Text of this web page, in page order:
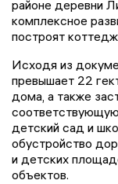
районе деревни
комплексное
построят
Исходя из
превышает 22
дома, а также
детский сад и
обустройство
и детских
объектов.